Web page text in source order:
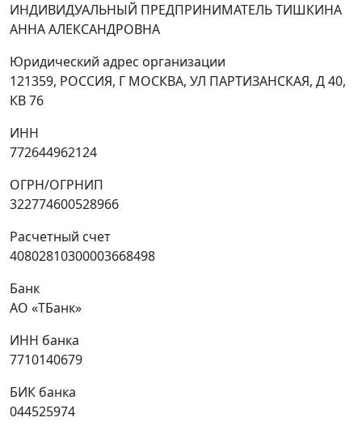
ИНДИВИДУАЛЬНЫЙ ПРЕДПРИНИМАТЕЛЬ ТИШКИНА
АННА АЛЕКСАНДРОВНА
Юридический адрес организации
121359, РОССИЯ, Г МОСКВА, УЛ ПАРТИЗАНСКАЯ, Д 40,
КВ 76
ИНН
772644962124
ОГРН/ОГРНИП
322774600528966
Расчетный счет
40802810300003668498
Банк
АО «ТБанк»
ИНН банка
7710140679
БИК банка
044525974